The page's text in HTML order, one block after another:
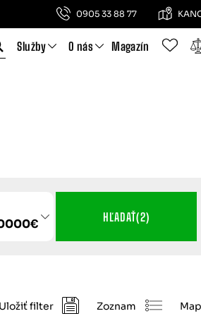
0905 33 88 77
Služby O nás Magazín
HĽADAŤ(2)
Uložiť filter Zoznam